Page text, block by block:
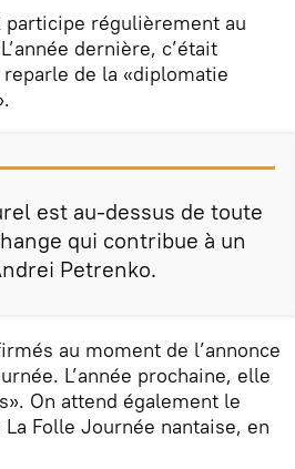
régulièrement au
dernière, c’était
de la «diplomatie
est au-dessus de toute
qui contribue à un
Petrenko.
au moment de l’annonce
L’année prochaine, elle
On attend également le
Folle Journée nantaise, en